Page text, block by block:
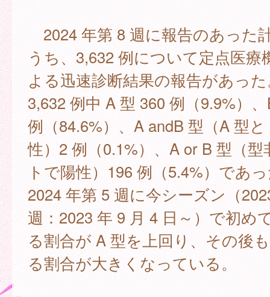
2024 年第 8 週に報告のあった
うち、3,632 例について定点医療
よる迅速診断結果の報告があっ
3,632 例中 A 型 360 例（9.9%）
例（84.6%）、A andB 型（A 型
性）2 例（0.1%）、A or B 型（
トで陽性）196 例（5.4%）であ
2024 年第 5 週に今シーズン（
週：2023 年 9 月 4 日～）で初め
る割合が A 型を上回り、その後
る割合が大きくなっている。